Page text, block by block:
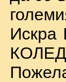
Искра